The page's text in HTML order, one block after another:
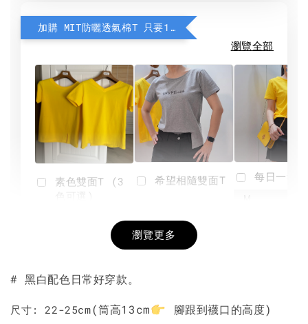
加購 MIT防曬透氣棉T 只要190元
瀏覽全部
素色雙面T (3
+
希望相隨雙面T
NT$ 190
-
每日一笑
瀏覽更多
# 黑白配色日常好穿款。
尺寸: 22-25cm(筒高13cm 腳跟到襪口的高度)